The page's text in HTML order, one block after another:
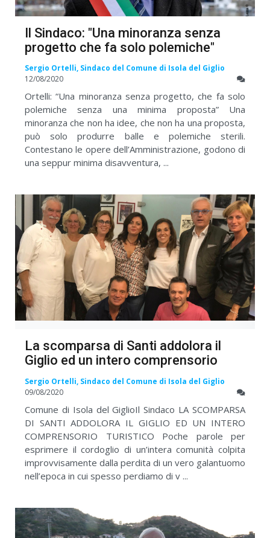
Il Sindaco: "Una minoranza senza
progetto che fa solo polemiche"
Sergio Ortelli, Sindaco del Comune di Isola del Giglio
12/08/2020
Ortelli: “Una minoranza senza progetto, che fa solo
polemiche senza una minima proposta” Una
minoranza che non ha idee, che non ha una proposta,
può solo produrre balle e polemiche sterili.
Contestano le opere dell’Amministrazione, godono di
una seppur minima disavventura, ...
La scomparsa di Santi addolora il
Giglio ed un intero comprensorio
Sergio Ortelli, Sindaco del Comune di Isola del Giglio
09/08/2020
Comune di Isola del GiglioIl Sindaco LA SCOMPARSA
DI SANTI ADDOLORA IL GIGLIO ED UN INTERO
COMPRENSORIO TURISTICO Poche parole per
esprimere il cordoglio di un’intera comunità colpita
improvvisamente dalla perdita di un vero galantuomo
nell’epoca in cui spesso perdiamo di v ...